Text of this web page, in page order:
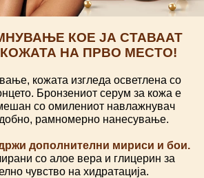
КОЕ ЈА СТАВААТ
КОЖАТА НА ПРВО МЕСТО!
кожата изгледа осветлена со
Бронзениот серум за кожа е
со омилениот навлажнувач
рамномерно нанесување.
дополнителни мириси и бои.
со алое вера и глицерин за
чувство на хидратација.